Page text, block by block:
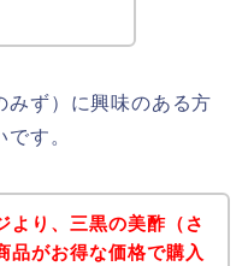
みず）に興味のある方
す。
より、三黒の美酢（さ
品がお得な価格で購入